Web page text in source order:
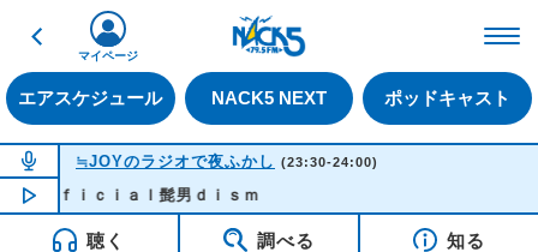
戻る
エアスケジュール NACK5 NEXT ポッドキャスト
マイページ
NOW ON AIR
≒JOYのラジオで夜ふかし (23:30-24:00)
NOW PLAYING23:31
ｆｉｃｉａｌ髭男ｄｉｓｍ
聴く 調べる 知る